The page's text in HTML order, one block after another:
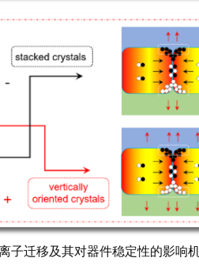
子迁移及其对器件稳定性的影响